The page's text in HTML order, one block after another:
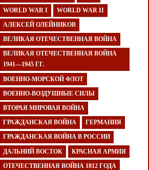
WORLD WAR I WORLD WAR II
АЛЕКСЕЙ ОЛЕЙНИКОВ
ВЕЛИКАЯ ОТЕЧЕСТВЕННАЯ ВОЙНА
ВЕЛИКАЯ ОТЕЧЕСТВЕННАЯ ВОЙНА
1941—1945 ГГ.
ВОЕННО-МОРСКОЙ ФЛОТ
ВОЕННО-ВОЗДУШНЫЕ СИЛЫ
ВТОРАЯ МИРОВАЯ ВОЙНА
ГРАЖДАНСКАЯ ВОЙНА ГЕРМАНИЯ
ГРАЖДАНСКАЯ ВОЙНА В РОССИИ
ДАЛЬНИЙ ВОСТОК КРАСНАЯ АРМИЯ
ОТЕЧЕСТВЕННАЯ ВОЙНА 1812 ГОДА